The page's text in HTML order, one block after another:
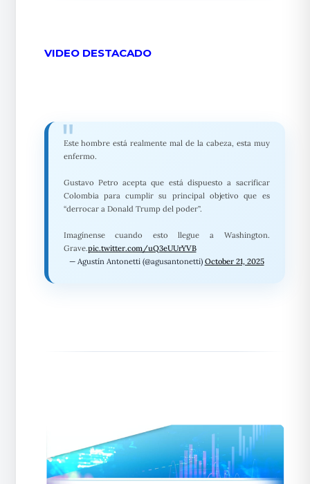
VIDEO DESTACADO
Este hombre está realmente mal de la cabeza, esta muy
enfermo.
Gustavo Petro acepta que está dispuesto a sacrificar
Colombia para cumplir su principal objetivo que es
“derrocar a Donald Trump del poder”.
Imagínense cuando esto llegue a Washington.
Grave.pic.twitter.com/uQ3eUUrYVB
— Agustín Antonetti (@agusantonetti) October 21, 2025